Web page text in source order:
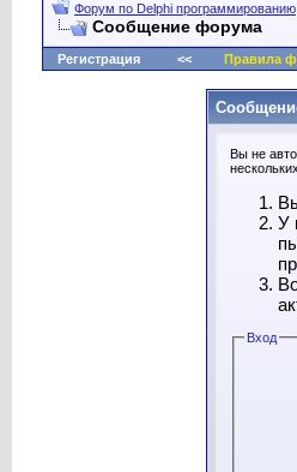
Форум по Delphi программированию
Сообщение форума
Регистрация << Правила
Вы не
У
Вход